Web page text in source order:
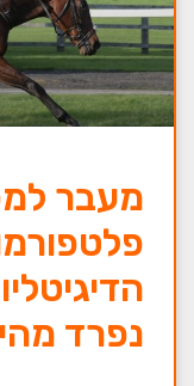
מעבר
נפרד